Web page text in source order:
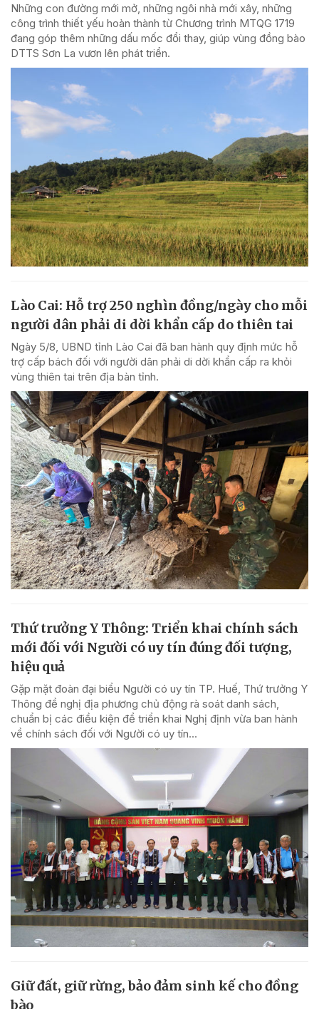
Những con đường mới mở, những ngôi nhà mới xây, những
công trình thiết yếu hoàn thành từ Chương trình MTQG 1719
đang góp thêm những dấu mốc đổi thay, giúp vùng đồng bào
DTTS Sơn La vươn lên phát triển.
Lào Cai: Hỗ trợ 250 nghìn đồng/ngày cho mỗi
người dân phải di dời khẩn cấp do thiên tai
Ngày 5/8, UBND tỉnh Lào Cai đã ban hành quy định mức hỗ
trợ cấp bách đối với người dân phải di dời khẩn cấp ra khỏi
vùng thiên tai trên địa bàn tỉnh.
Thứ trưởng Y Thông: Triển khai chính sách
mới đối với Người có uy tín đúng đối tượng,
hiệu quả
Gặp mặt đoàn đại biểu Người có uy tín TP. Huế, Thứ trưởng Y
Thông đề nghị địa phương chủ động rà soát danh sách,
chuẩn bị các điều kiện để triển khai Nghị định vừa ban hành
về chính sách đối với Người có uy tín...
Giữ đất, giữ rừng, bảo đảm sinh kế cho đồng
bào